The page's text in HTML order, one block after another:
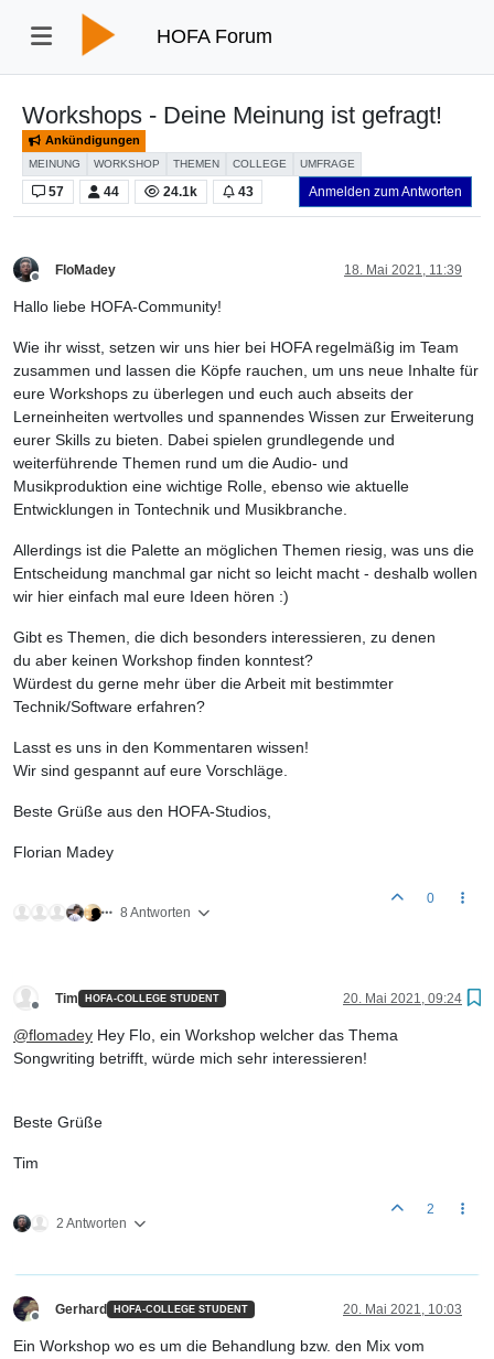
HOFA Forum
Workshops - Deine Meinung ist gefragt!
Ankündigungen
MEINUNG WORKSHOP THEMEN COLLEGE UMFRAGE
57 44 24.1k 43 Anmelden zum Antworten
FloMadey 18. Mai 2021, 11:39
Hallo liebe HOFA-Community!
Wie ihr wisst, setzen wir uns hier bei HOFA regelmäßig im Team
zusammen und lassen die Köpfe rauchen, um uns neue Inhalte für
eure Workshops zu überlegen und euch auch abseits der
Lerneinheiten wertvolles und spannendes Wissen zur Erweiterung
eurer Skills zu bieten. Dabei spielen grundlegende und
weiterführende Themen rund um die Audio- und
Musikproduktion eine wichtige Rolle, ebenso wie aktuelle
Entwicklungen in Tontechnik und Musikbranche.
Allerdings ist die Palette an möglichen Themen riesig, was uns die
Entscheidung manchmal gar nicht so leicht macht - deshalb wollen
wir hier einfach mal eure Ideen hören :)
Gibt es Themen, die dich besonders interessieren, zu denen
du aber keinen Workshop finden konntest?
Würdest du gerne mehr über die Arbeit mit bestimmter
Technik/Software erfahren?
Lasst es uns in den Kommentaren wissen!
Wir sind gespannt auf eure Vorschläge.
Beste Grüße aus den HOFA-Studios,
Florian Madey
8 Antworten
0
Tim HOFA-COLLEGE STUDENT 20. Mai 2021, 09:24
@flomadey Hey Flo, ein Workshop welcher das Thema
Songwriting betrifft, würde mich sehr interessieren!
Beste Grüße
Tim
2 Antworten
2
Gerhard HOFA-COLLEGE STUDENT 20. Mai 2021, 10:03
Ein Workshop wo es um die Behandlung bzw. den Mix vom